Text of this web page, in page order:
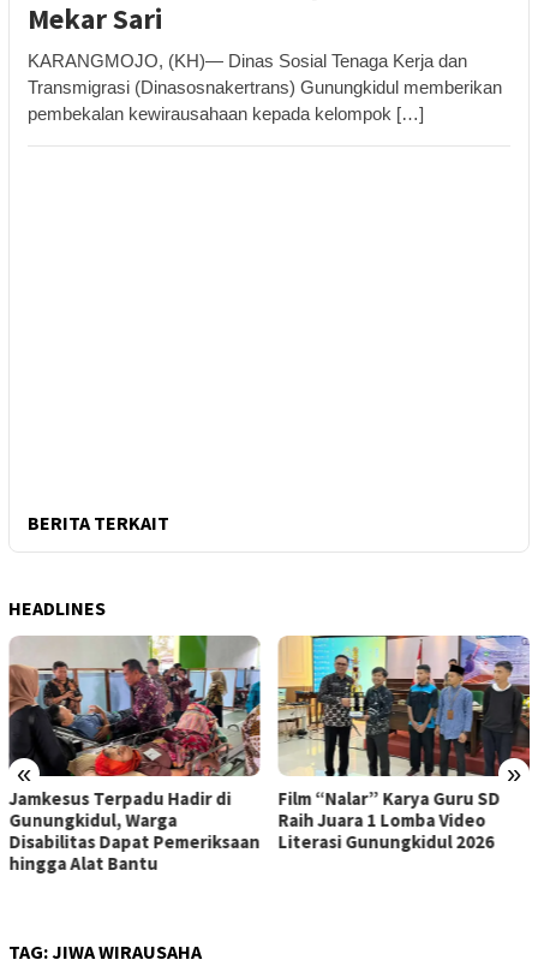
Mekar Sari
KARANGMOJO, (KH)— Dinas Sosial Tenaga Kerja dan
Transmigrasi (Dinasosnakertrans) Gunungkidul memberikan
pembekalan kewirausahaan kepada kelompok […]
BERITA TERKAIT
HEADLINES
« »
Jamkesus Terpadu Hadir di
Gunungkidul, Warga
Disabilitas Dapat Pemeriksaan
hingga Alat Bantu
Film “Nalar” Karya Guru SD
Raih Juara 1 Lomba Video
Literasi Gunungkidul 2026
TAG:JIWA WIRAUSAHA